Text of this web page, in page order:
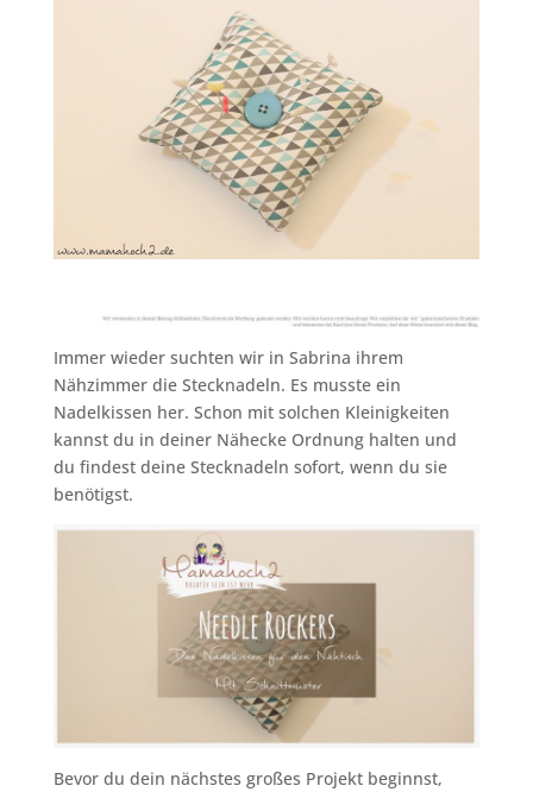
Immer wieder suchten wir in Sabrina ihrem
Nähzimmer die Stecknadeln. Es musste ein
Nadelkissen her. Schon mit solchen Kleinigkeiten
kannst du in deiner Nähecke Ordnung halten und
du findest deine Stecknadeln sofort, wenn du sie
benötigst.
Bevor du dein nächstes großes Projekt beginnst,